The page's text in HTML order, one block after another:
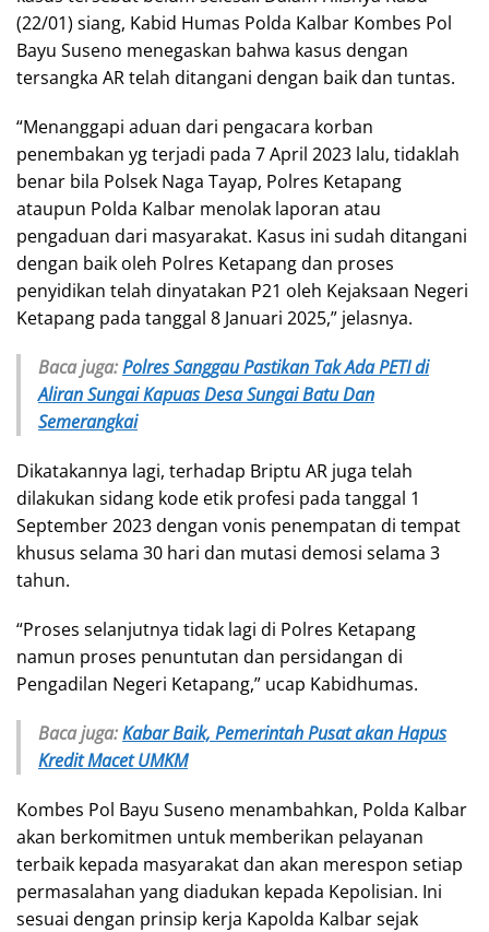
(22/01) siang, Kabid Humas Polda Kalbar Kombes Pol
Bayu Suseno menegaskan bahwa kasus dengan
tersangka AR telah ditangani dengan baik dan tuntas.
“Menanggapi aduan dari pengacara korban
penembakan yg terjadi pada 7 April 2023 lalu, tidaklah
benar bila Polsek Naga Tayap, Polres Ketapang
ataupun Polda Kalbar menolak laporan atau
pengaduan dari masyarakat. Kasus ini sudah ditangani
dengan baik oleh Polres Ketapang dan proses
penyidikan telah dinyatakan P21 oleh Kejaksaan Negeri
Ketapang pada tanggal 8 Januari 2025,” jelasnya.
Baca juga:Polres Sanggau Pastikan Tak Ada PETI di
Aliran Sungai Kapuas Desa Sungai Batu Dan
Semerangkai
Dikatakannya lagi, terhadap Briptu AR juga telah
dilakukan sidang kode etik profesi pada tanggal 1
September 2023 dengan vonis penempatan di tempat
khusus selama 30 hari dan mutasi demosi selama 3
tahun.
“Proses selanjutnya tidak lagi di Polres Ketapang
namun proses penuntutan dan persidangan di
Pengadilan Negeri Ketapang,” ucap Kabidhumas.
Baca juga:Kabar Baik, Pemerintah Pusat akan Hapus
Kredit Macet UMKM
Kombes Pol Bayu Suseno menambahkan, Polda Kalbar
akan berkomitmen untuk memberikan pelayanan
terbaik kepada masyarakat dan akan merespon setiap
permasalahan yang diadukan kepada Kepolisian. Ini
sesuai dengan prinsip kerja Kapolda Kalbar sejak